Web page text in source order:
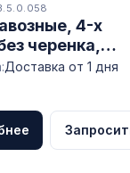
4-х
черенка,
Доставка от 1 дня